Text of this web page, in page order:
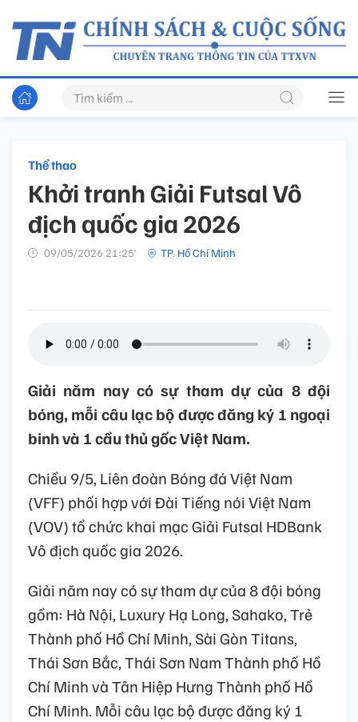
Thể thao
Khởi tranh Giải Futsal Vô
địch quốc gia 2026
09/05/2026 21:25’ TP. Hồ Chí Minh
Giải năm nay có sự tham dự của 8 đội
bóng, mỗi câu lạc bộ được đăng ký 1 ngoại
binh và 1 cầu thủ gốc Việt Nam.
Chiều 9/5, Liên đoàn Bóng đá Việt Nam
(VFF) phối hợp với Đài Tiếng nói Việt Nam
(VOV) tổ chức khai mạc Giải Futsal HDBank
Vô địch quốc gia 2026.
Giải năm nay có sự tham dự của 8 đội bóng
gồm: Hà Nội, Luxury Hạ Long, Sahako, Trẻ
Thành phố Hồ Chí Minh, Sài Gòn Titans,
Thái Sơn Bắc, Thái Sơn Nam Thành phố Hồ
Chí Minh và Tân Hiệp Hưng Thành phố Hồ
Chí Minh. Mỗi câu lạc bộ được đăng ký 1